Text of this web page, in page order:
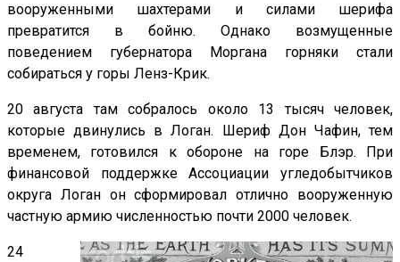
вооруженными шахтерами и силами шерифа
превратится в бойню. Однако возмущенные
поведением губернатора Моргана горняки стали
собираться у горы Ленз-Крик.
20 августа там собралось около 13 тысяч человек,
которые двинулись в Логан. Шериф Дон Чафин, тем
временем, готовился к обороне на горе Блэр. При
финансовой поддержке Ассоциации угледобытчиков
округа Логан он сформировал отлично вооруженную
частную армию численностью почти 2000 человек.
24